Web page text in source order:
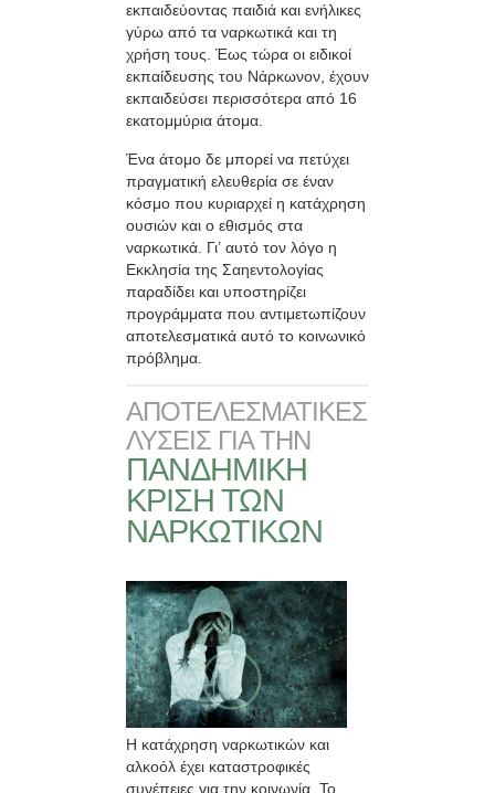
εκπαιδεύοντας παιδιά και ενήλικες
γύρω από τα ναρκωτικά και τη
χρήση τους. Έως τώρα οι ειδικοί
εκπαίδευσης του Νάρκωνον, έχουν
εκπαιδεύσει περισσότερα από 16
εκατομμύρια άτομα.
Ένα άτομο δε μπορεί να πετύχει
πραγματική ελευθερία σε έναν
κόσμο που κυριαρχεί η κατάχρηση
ουσιών και ο εθισμός στα
ναρκωτικά. Γι’ αυτό τον λόγο η
Εκκλησία της Σαηεντολογίας
παραδίδει και υποστηρίζει
προγράμματα που αντιμετωπίζουν
αποτελεσματικά αυτό το κοινωνικό
πρόβλημα.
ΑΠΟΤΕΛΕΣΜΑΤΙΚΕΣ
ΛΥΣΕΙΣ ΓΙΑ ΤΗΝ
ΠΑΝΔΗΜΙΚΗ
ΚΡΙΣΗ ΤΩΝ
ΝΑΡΚΩΤΙΚΩΝ
Η κατάχρηση ναρκωτικών και
αλκοόλ έχει καταστροφικές
συνέπειες για την κοινωνία. Το